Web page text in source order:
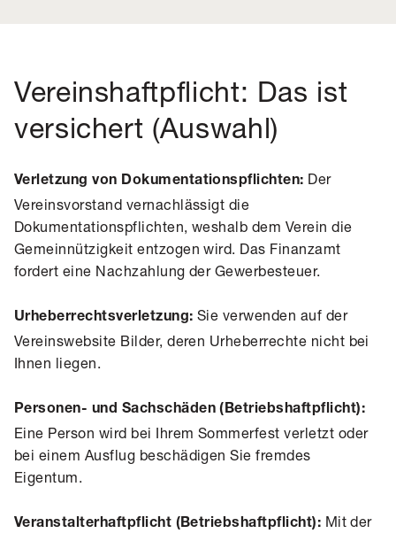
Vereinshaftpflicht: Das ist
versichert (Auswahl)
Verletzung von Dokumentationspflichten: Der
Vereinsvorstand vernachlässigt die
Dokumentationspflichten, weshalb dem Verein die
Gemeinnützigkeit entzogen wird. Das Finanzamt
fordert eine Nachzahlung der Gewerbesteuer.
Urheberrechtsverletzung: Sie verwenden auf der
Vereinswebsite Bilder, deren Urheberrechte nicht bei
Ihnen liegen.
Personen- und Sachschäden (Betriebshaftpflicht):
Eine Person wird bei Ihrem Sommerfest verletzt oder
bei einem Ausflug beschädigen Sie fremdes
Eigentum.
Veranstalterhaftpflicht (Betriebshaftpflicht): Mit der